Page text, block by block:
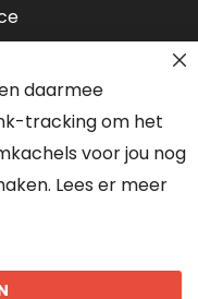
daarmee
tracking om het
voor jou nog
Lees er meer